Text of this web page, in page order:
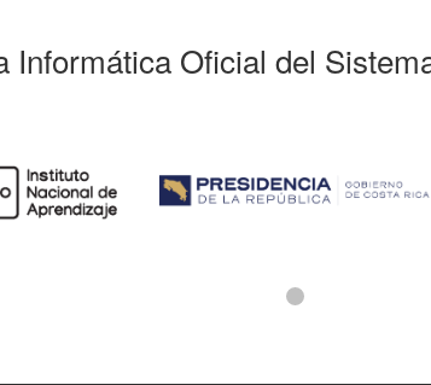
Informática Oficial del